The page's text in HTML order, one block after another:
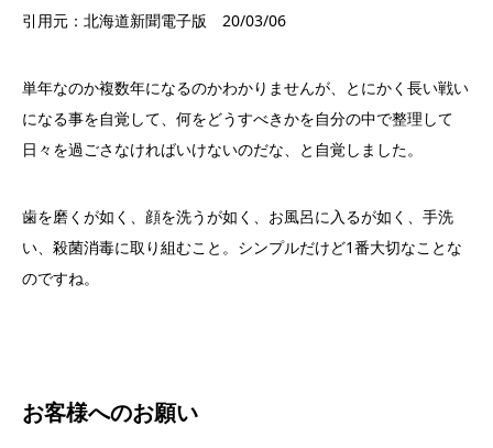
引用元：北海道新聞電子版 20/03/06
単年なのか複数年になるのかわかりませんが、
とにかく長い戦い
になる事を自覚して、 何をどうすべきかを自分の中で整理して
日々を過ごさなければいけないのだな、と自覚しました。
歯を磨くが如く、顔を洗うが如く、お風呂に入るが如く、手洗
い、 殺菌消毒に取り組むこと。シンプルだけど1番大切なことな
のですね。
お客様へのお願い